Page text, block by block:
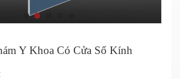
Y Khoa Có Cửa Sổ Kính